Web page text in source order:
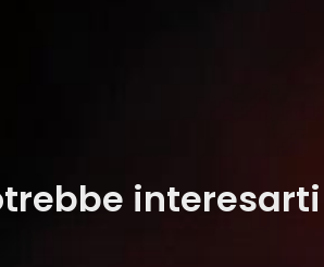
interesarti